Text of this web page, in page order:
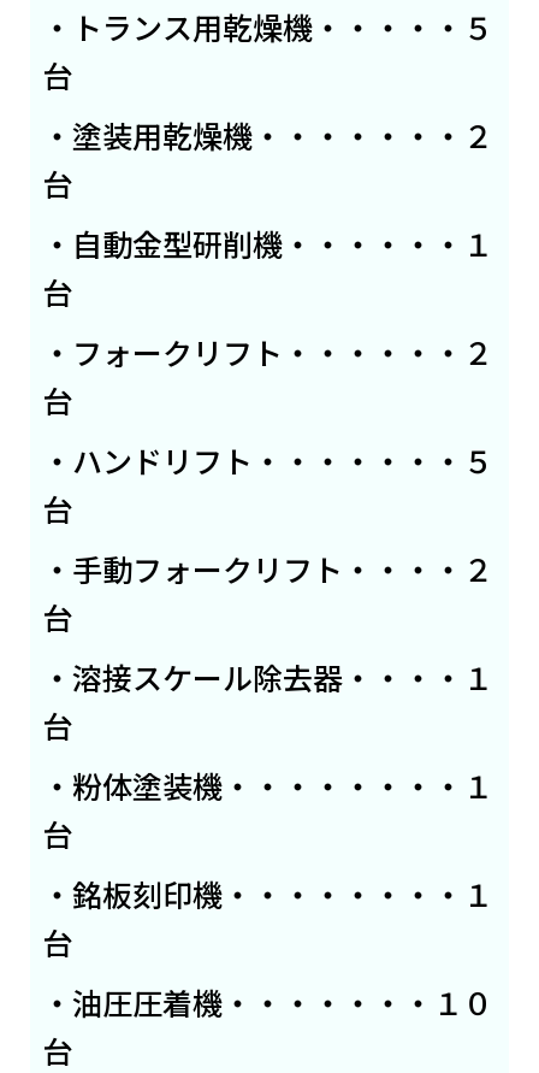
・トランス用乾燥機・・・・・５
台
・塗装用乾燥機・・・・・・・２
台
・自動金型研削機・・・・・・１
台
・フォークリフト・・・・・・２
台
・ハンドリフト・・・・・・・５
台
・手動フォークリフト・・・・２
台
・溶接スケール除去器・・・・１
台
・粉体塗装機・・・・・・・・１
台
・銘板刻印機・・・・・・・・１
台
・油圧圧着機・・・・・・・１０
台